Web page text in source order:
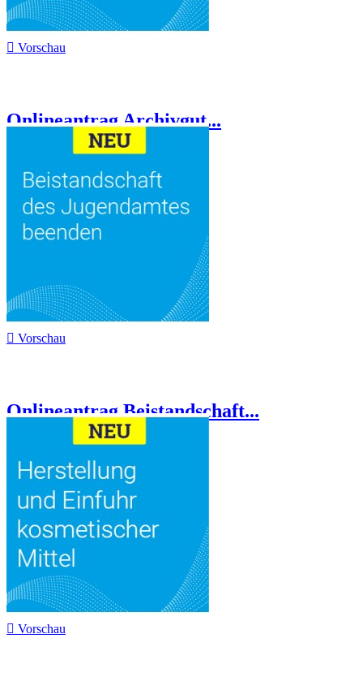
 Vorschau
Onlineantrag Archivgut...
 Vorschau
Onlineantrag Beistandschaft...
 Vorschau